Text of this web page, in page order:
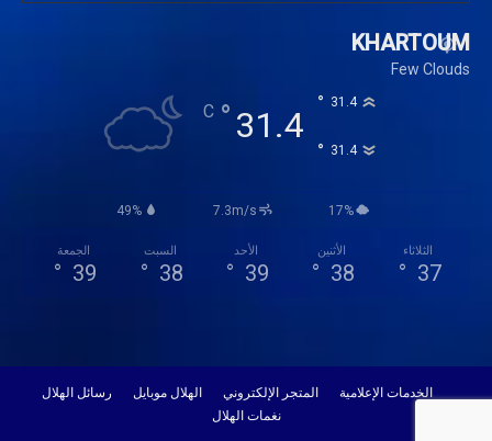
KHARTOUM
Few Clouds
31.4
°
C 31.4
°
31.4
°
49% 7.3m/s 17%
الجمعة
39
°
السبت
38
°
الأحد
39
°
الأثنين
38
°
الثلاثاء
37
°
الخدمات الإعلامية المتجر الإلكتروني الهلال موبايل
رسائل الهلال
نغمات الهلال